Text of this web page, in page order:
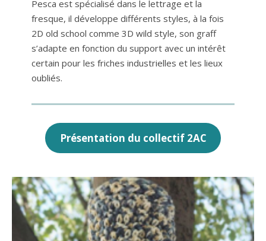
Pesca est spécialisé dans le lettrage et la
fresque, il développe différents styles, à la fois
2D old school comme 3D wild style, son graff
s’adapte en fonction du support avec un intérêt
certain pour les friches industrielles et les lieux
oubliés.
Présentation du collectif 2AC